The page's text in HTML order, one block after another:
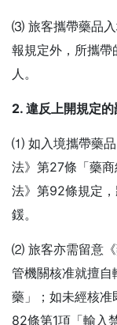
⑶ 旅客攜帶藥品入
報規定外，所攜
人。
2. 違反上開規定的
⑴ 如入境攜帶藥品
法》第27條「藥
法》第92條規定
鍰。
⑵ 旅客亦需留意
管機關核准就擅自
藥」；如未經核
82條第1項「輸入